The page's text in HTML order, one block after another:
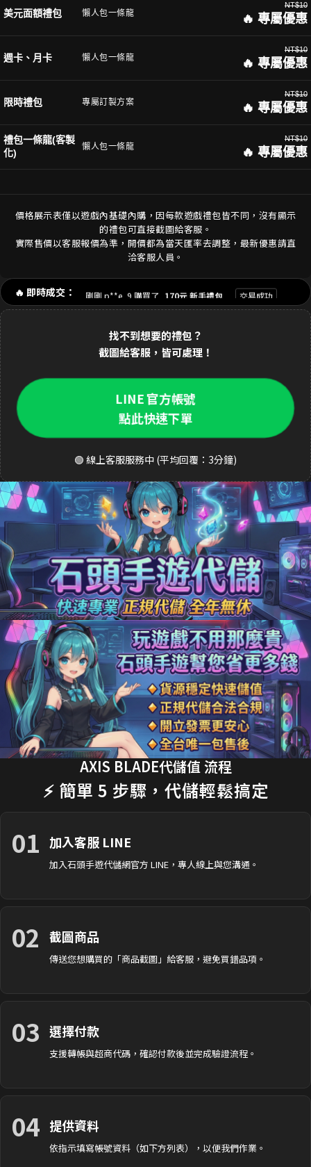
美元面額禮包 懶人包一條龍
NT$10
🔥 專屬優惠
週卡、月卡 懶人包一條龍
NT$10
🔥 專屬優惠
限時禮包 專屬訂製方案
NT$10
🔥 專屬優惠
禮包一條龍(客製
化)
懶人包一條龍
NT$10
🔥 專屬優惠
價格展示表僅以遊戲內基礎內購，因每款遊戲禮包皆不同，沒有顯示
的禮包可直接截圖給客服。
實際售價以客服報價為準，開價都為當天匯率去調整，最新優惠請直
洽客服人員。
🔥 即時成交：
剛剛 陳**豪 購買了 3290元 禮包
剛剛 p**e_9 購買了 170元 新手禮包 交易成功
1分鐘前 林**緯 購買了 1690元 禮包 交易成功
2分鐘前 Dav**d 購買了 3290元 至尊禮包
4分鐘前 張**凱 購買了 490元 週禮包
5分鐘前 王**明 購買了 990元 月卡
9分鐘前 吳**宏 購買了 1690元 豪華禮包 交易成功
10分鐘前 m**ky 購買了 33元 銅板禮包 交易成功
12分鐘前 李**芬 購買了 990元 成長禮包 交易成功
15分鐘前 J**son 購買了 3290元 禮包 交易成功
18分鐘前 劉**瑄 購買了 170元 限時禮包 交易成功
20分鐘前 T**y_L 購買了 2990元 節日禮包 交易成功
22分鐘前 蔡**文 購買了 33元 銅板禮包 交易成功
25分鐘前 H**nry 購買了 490元 特惠禮包 交易成功
28分鐘前 黃**傑 購買了 1690元 禮包 交易成功
30分鐘前 Ap**le 購買了 990元 月卡 交易成功
35分鐘前 楊**婷 購買了 3290元 禮包 交易成功
找不到想要的禮包？
截圖給客服，皆可處理！
LINE 官方帳號
點此快速下單
🟢 線上客服服務中 (平均回覆：3分鐘)
AXIS BLADE代儲值 流程
⚡ 簡單 5 步驟，代儲輕鬆搞定
01 加入客服 LINE
加入石頭手遊代儲網官方 LINE，專人線上與您溝通。
02 截圖商品
傳送您想購買的「商品截圖」給客服，避免買錯品項。
03 選擇付款
支援轉帳與超商代碼，確認付款後並完成驗證流程。
04 提供資料
依指示填寫帳號資料（如下方列表），以便我們作業。